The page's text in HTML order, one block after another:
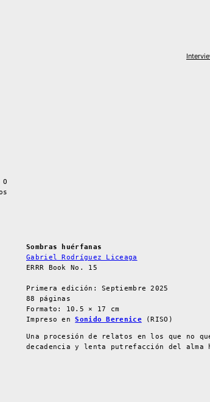
Sombras huérfanas
Gabriel Rodríguez Liceaga
ERRR Book No. 15
Primera edición: Septiembre 2025
88 páginas
Formato: 10.5 × 17 cm
Impreso enSonido Berenice(RISO)
Una procesión de relatos en los que no
decadencia y lenta putrefacción del alma